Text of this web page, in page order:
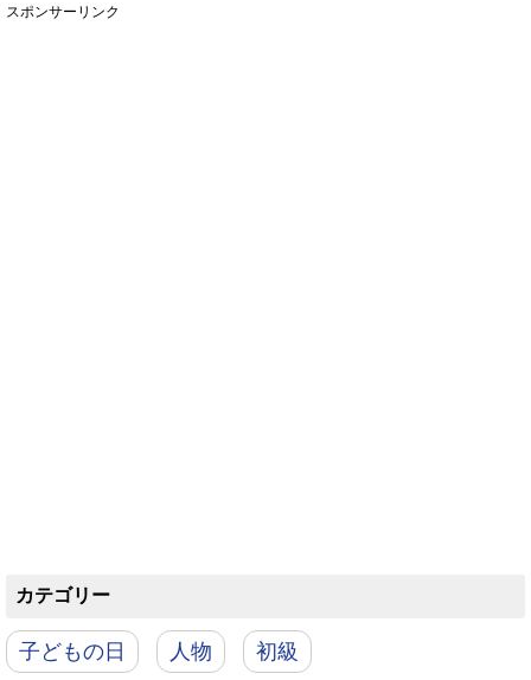
スポンサーリンク
カテゴリー
子どもの日 人物 初級